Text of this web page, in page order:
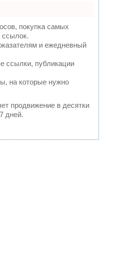
покупка самых
ссылок.
и ежедневный
ссылки, публикации
на которые нужно
продвижение в десятки
дней.